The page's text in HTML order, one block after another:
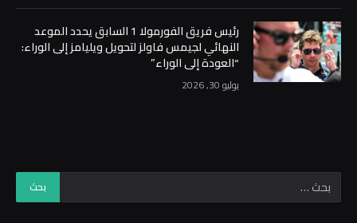
رئيس فريق الفورمولا 1 السابق يحدد الموعد
النهائي لجيمس فاولز لتحويل ويليامز إلى الوراء:
“العودة إلى الوراء”
يوليو 30, 2026